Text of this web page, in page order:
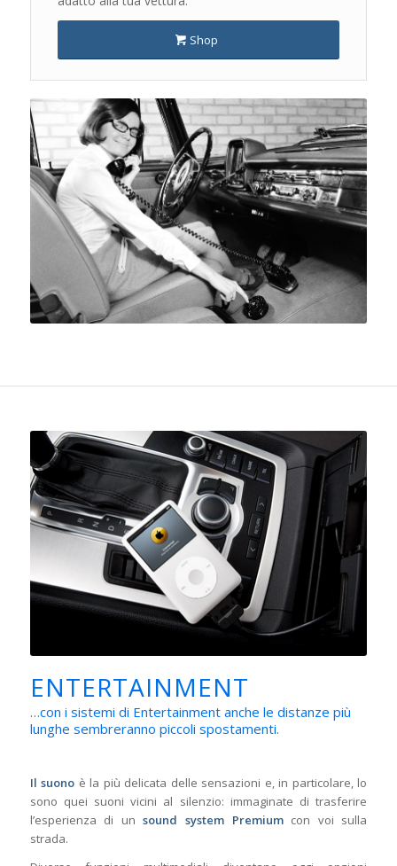
Shop
ENTERTAINMENT
…con i sistemi di Entertainment anche le distanze più
lunghe sembreranno piccoli spostamenti.
Il suono è la più delicata delle sensazioni e, in particolare, lo
sono quei suoni vicini al silenzio: immaginate di trasferire
l’esperienza di unsound system Premiumcon voi sulla
strada.